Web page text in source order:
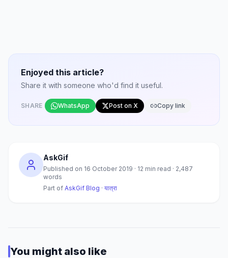
Enjoyed this article?
Share it with someone who'd find it useful.
SHARE WhatsApp Post on X Copy link
AskGif
Published on 16 October 2019 · 12 min read · 2,487
words
Part of AskGif Blog · यात्रा
You might also like